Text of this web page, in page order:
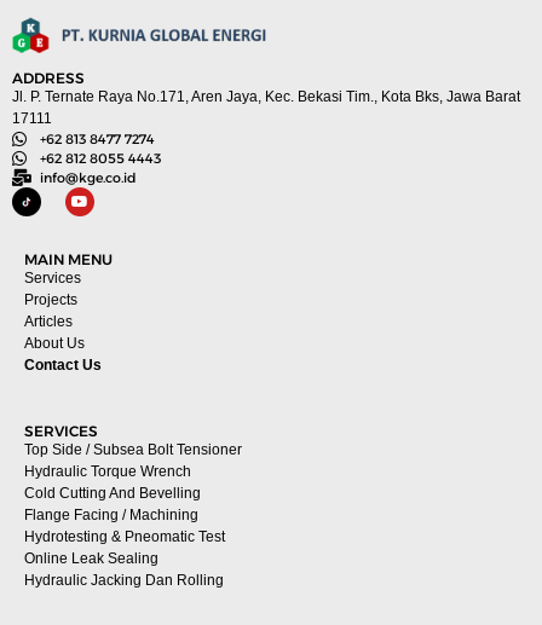
ADDRESS
Jl. P. Ternate Raya No.171, Aren Jaya, Kec. Bekasi Tim., Kota Bks, Jawa Barat
17111
+62 813 8477 7274
+62 812 8055 4443
info@kge.co.id
MAIN MENU
Services
Projects
Articles
About Us
Contact Us
SERVICES
Top Side / Subsea Bolt Tensioner
Hydraulic Torque Wrench
Cold Cutting And Bevelling
Flange Facing / Machining
Hydrotesting & Pneomatic Test
Online Leak Sealing
Hydraulic Jacking Dan Rolling